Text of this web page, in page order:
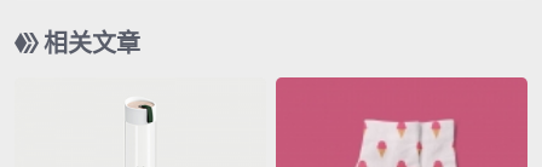
相关文章